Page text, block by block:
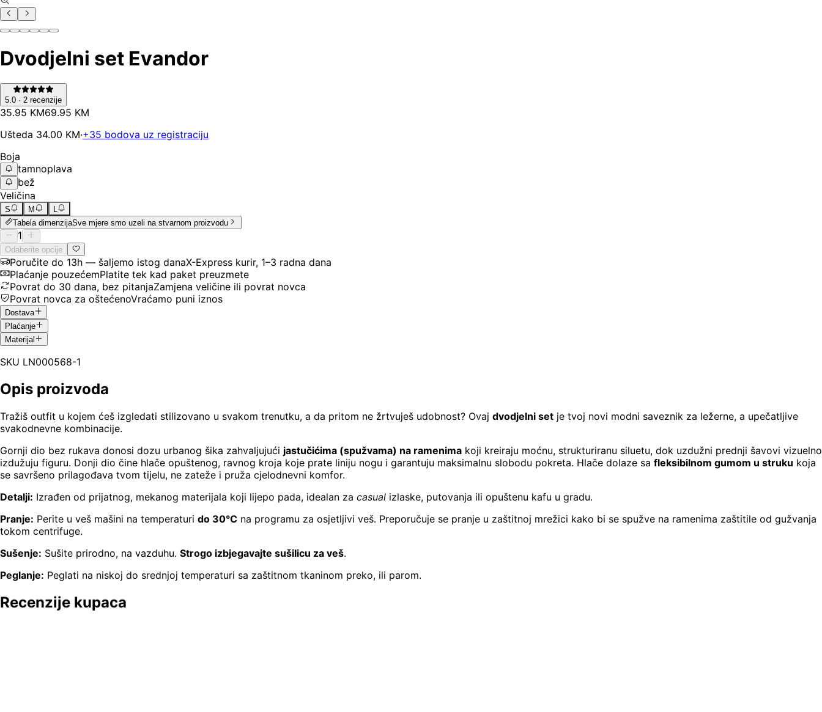
Dvodjelni set Evandor
5.0 · 2 recenzije
35.95 KM69.95 KM
Ušteda 34.00 KM·+35 bodova uz registraciju
Boja
tamnoplava
bež
Veličina
S M
L
Tabela dimenzijaSve mjere smo uzeli na stvarnom proizvodu
1
Odaberite opcije
Poručite do 13h — šaljemo istog danaX-Express kurir, 1–3 radna dana
Plaćanje pouzećemPlatite tek kad paket preuzmete
Povrat do 30 dana, bez pitanjaZamjena veličine ili povrat novca
Povrat novca za oštećenoVraćamo puni iznos
Dostava
Plaćanje
Materijal
SKU LN000568-1
Opis proizvoda
Tražiš outfit u kojem ćeš izgledati stilizovano u svakom trenutku, a da pritom ne žrtvuješ udobnost? Ovaj dvodjelni set je tvoj novi modni saveznik za ležerne, a upečatljive
svakodnevne kombinacije.
Gornji dio bez rukava donosi dozu urbanog šika zahvaljujući jastučićima (spužvama) na ramenima koji kreiraju moćnu, strukturiranu siluetu, dok uzdužni prednji šavovi vizuelno
izdužuju figuru. Donji dio čine hlače opuštenog, ravnog kroja koje prate liniju nogu i garantuju maksimalnu slobodu pokreta. Hlače dolaze sa fleksibilnom gumom u struku koja
se savršeno prilagođava tvom tijelu, ne zateže i pruža cjelodnevni komfor.
Detalji: Izrađen od prijatnog, mekanog materijala koji lijepo pada, idealan za casual izlaske, putovanja ili opuštenu kafu u gradu.
Pranje: Perite u veš mašini na temperaturi do 30°C na programu za osjetljivi veš. Preporučuje se pranje u zaštitnoj mrežici kako bi se spužve na ramenima zaštitile od gužvanja
tokom centrifuge.
Sušenje: Sušite prirodno, na vazduhu. Strogo izbjegavajte sušilicu za veš.
Peglanje: Peglati na niskoj do srednjoj temperaturi sa zaštitnom tkaninom preko, ili parom.
Recenzije kupaca